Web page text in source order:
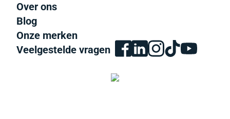
Over ons
Blog
Onze merken
Veelgestelde vragen